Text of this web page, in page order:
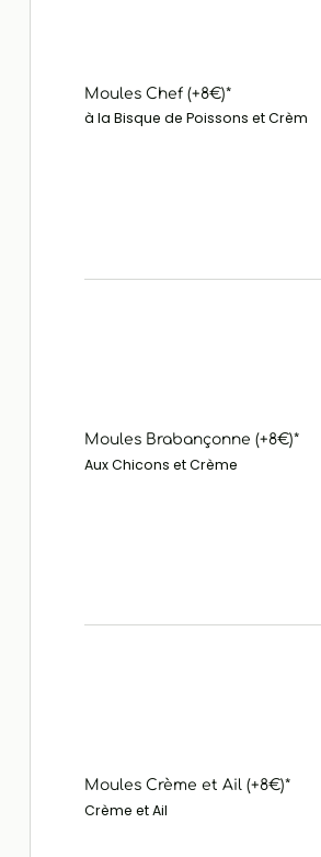
Moules Chef (+8€)*
à la Bisque de Poissons et Crèm
Moules Brabançonne (+8€)*
Aux Chicons et Crème
Moules Crème et Ail (+8€)*
Crème et Ail